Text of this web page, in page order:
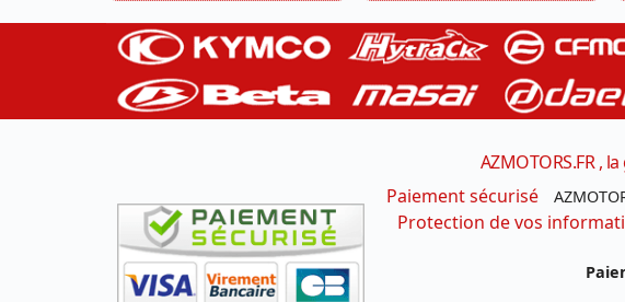
AZMOTORS.FR ,
Paiement sécurisé
Protection de vos